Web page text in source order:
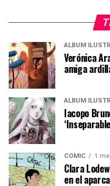
ÁLBUM
Verónica
amiga
ÁLBUM
Iacopo
CÓMIC 1
Clara
en el